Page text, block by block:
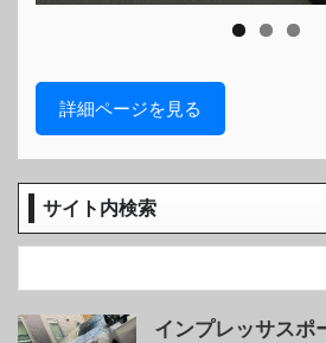
詳細ページを見る
サイト内検索
インプレッサスポ